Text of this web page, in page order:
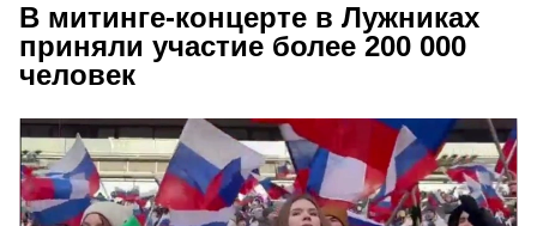
В митинге-концерте в Лужниках
приняли участие более 200 000
человек